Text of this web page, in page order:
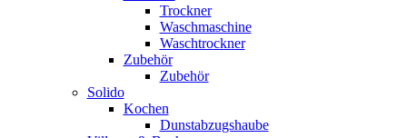
Trockner
Waschmaschine
Waschtrockner
Zubehör
Zubehör
Solido
Kochen
Dunstabzugshaube